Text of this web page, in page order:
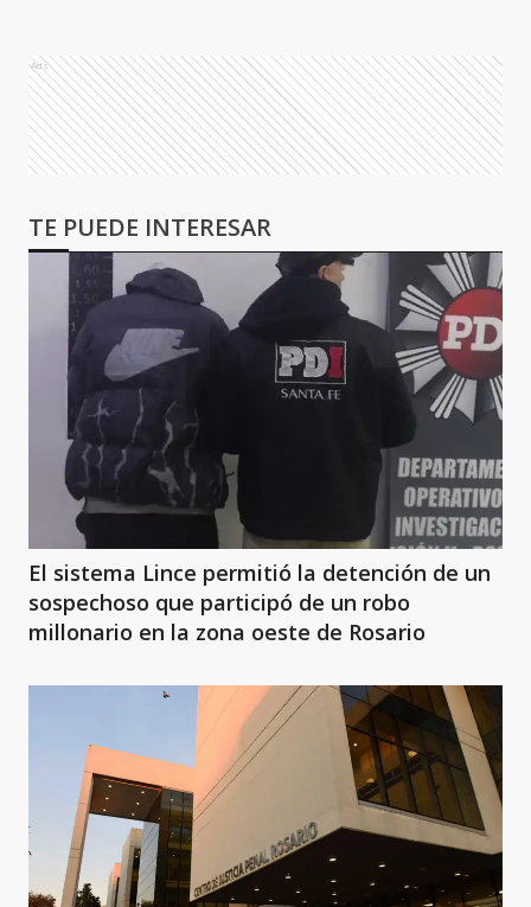
Ads
TE PUEDE INTERESAR
El sistema Lince permitió la detención de un
sospechoso que participó de un robo
millonario en la zona oeste de Rosario